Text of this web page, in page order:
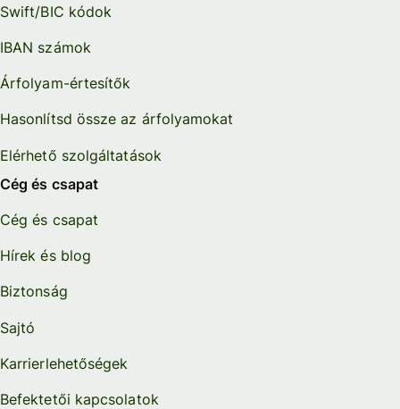
Swift/BIC kódok
IBAN számok
Árfolyam-értesítők
Hasonlítsd össze az árfolyamokat
Elérhető szolgáltatások
Cég és csapat
Cég és csapat
Hírek és blog
Biztonság
Sajtó
Karrierlehetőségek
Befektetői kapcsolatok